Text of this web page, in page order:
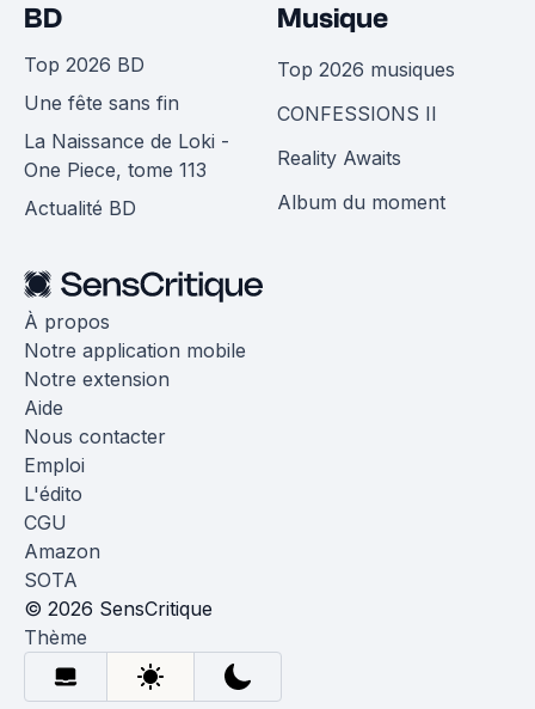
BD
Top 2026 BD
Une fête sans fin
La Naissance de Loki -
One Piece, tome 113
Actualité BD
Musique
Top 2026 musiques
CONFESSIONS II
Reality Awaits
Album du moment
À propos
Notre application mobile
Notre extension
Aide
Nous contacter
Emploi
L'édito
CGU
Amazon
SOTA
© 2026 SensCritique
Thème